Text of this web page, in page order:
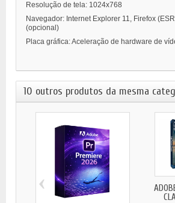
Resolução de tela: 1024x768
Navegador: Internet Explorer 11, Firefox
(opcional)
Placa gráfica: Aceleração de hardware de
10 outros produtos da mesma
‹